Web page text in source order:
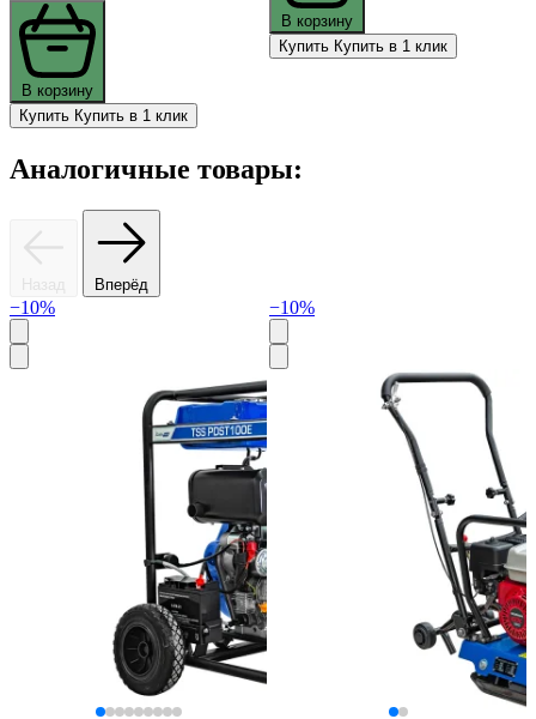
В корзину
Купить Купить в 1 клик
В корзину
Купить Купить в 1 клик
Аналогичные товары:
Назад Вперёд
−10% −10%